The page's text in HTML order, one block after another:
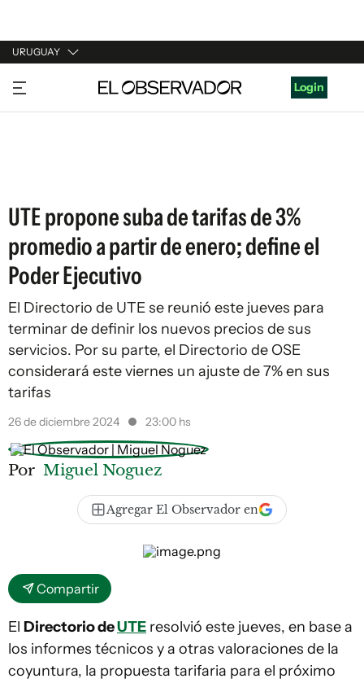
URUGUAY
URUGUAY
ARGENTINA
Login
UTE propone suba de tarifas de 3%
promedio a partir de enero; define el
Poder Ejecutivo
El Directorio de UTE se reunió este jueves para
terminar de definir los nuevos precios de sus
servicios. Por su parte, el Directorio de OSE
considerará este viernes un ajuste de 7% en sus
tarifas
26 de diciembre 2024 23:00 hs
Por Miguel Noguez
Agregar El Observador en
Compartir
El Directorio deUTE resolvió este jueves, en base a
los informes técnicos y a otras valoraciones de la
coyuntura, la propuesta tarifaria para el próximo